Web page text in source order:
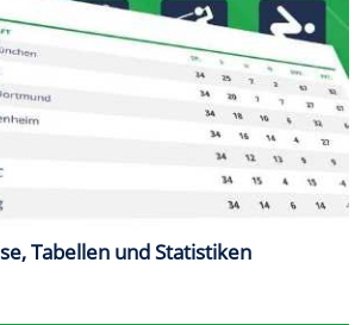
Tabellen und Statistiken